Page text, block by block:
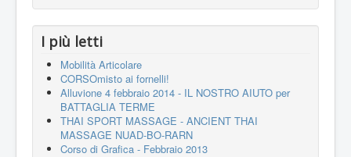
I più letti
Mobilità Articolare
CORSOmisto ai fornelli!
Alluvione 4 febbraio 2014 - IL NOSTRO AIUTO per
BATTAGLIA TERME
THAI SPORT MASSAGE - ANCIENT THAI
MASSAGE NUAD-BO-RARN
Corso di Grafica - Febbraio 2013